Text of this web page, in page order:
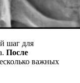
шаг для
После
важных